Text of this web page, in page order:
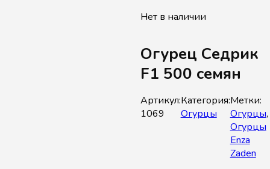
Огурец Седрик
F1 500 семян
Нет в наличии
Артикул:
1069
Категория:
Огурцы
Метки:
Огурцы,
Огурцы
Enza
Zaden